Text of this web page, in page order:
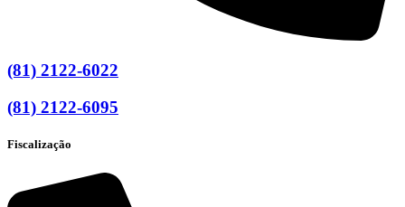
(81) 2122-6022
(81) 2122-6095
Fiscalização